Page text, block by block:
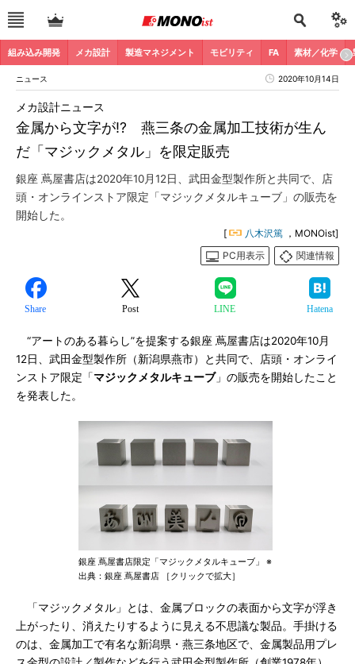
組み込み開発 メカ設計 製造マネジメント モビリティ FA 素材／化学
ニュース 2020年10月14日
金属から文字が!? 燕三条の金属加工技術が生ん
だ「マジックメタル」を限定販売
メカ設計ニュース
銀座 蔦屋書店は2020年10月12日、武田金型製作所と共同で、店
頭・オンラインストア限定「マジックメタルキューブ」の販売を
開始した。
[ 八木沢篤 ，MONOist]
PC用表示
関連情報
Share Post LINE Hatena
“アートのある暮らし”を提案する銀座 蔦屋書店は2020年10月
12日、武田金型製作所（新潟県燕市）と共同で、店頭・オンライ
ンストア限定「マジックメタルキューブ」の販売を開始したこと
を発表した。
銀座 蔦屋書店限定「マジックメタルキューブ」 ※
出典：銀座 蔦屋書店 ［クリックで拡大］
「マジックメタル」とは、金属ブロックの表面から文字が浮き
上がったり、消えたりするように見える不思議な製品。手掛ける
のは、金属加工で有名な新潟県・燕三条地区で、金属製品用プレ